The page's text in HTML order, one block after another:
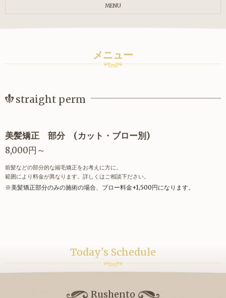
MENU
メニュー
straight perm
美髪矯正 部分 (カット・ブロー別)
8,000円～
前髪などの部分的な縮毛矯正をお考えに方に。
範囲により料金が異なります。詳しくはご相談下ださい。
※美髪矯正部分のみの施術の場合、ブロー料金+1,500円になります。
Today's Schedule
Rushento